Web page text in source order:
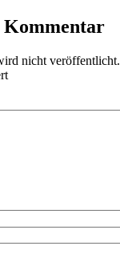
Kommentar
nicht veröffentlicht.